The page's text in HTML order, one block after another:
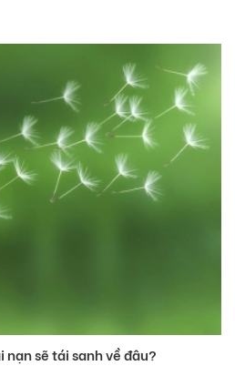
sẽ tái sanh về đâu?